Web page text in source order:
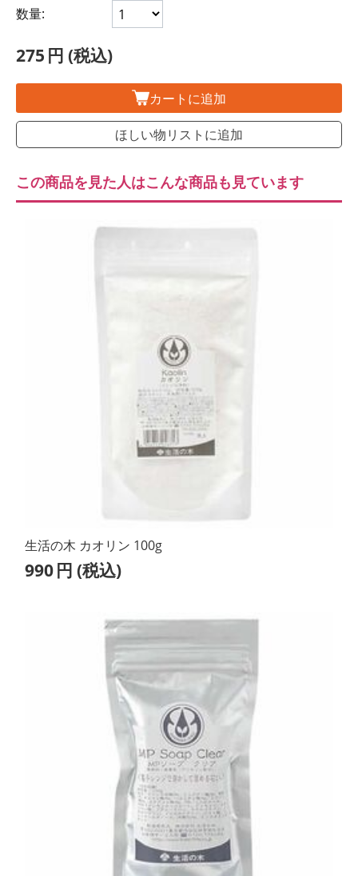
数量:
275 円 (税込)
カートに追加
ほしい物リストに追加
この商品を見た人はこんな商品も見ています
生活の木 カオリン 100g
990円 (税込)